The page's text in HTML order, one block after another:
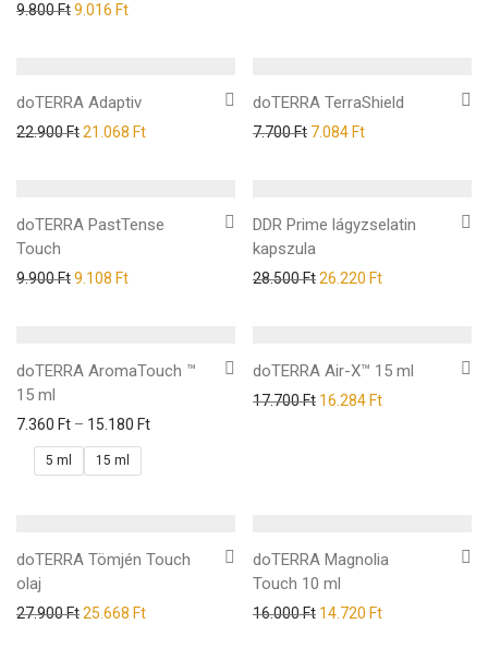
9.800Ft9.016 Ft
doTERRA Adaptiv
22.900Ft21.068 Ft
doTERRA TerraShield
7.700Ft 7.084 Ft
doTERRA PastTense
Touch
9.900Ft9.108 Ft
DDR Prime lágyzselatin
kapszula
28.500Ft26.220 Ft
doTERRA AromaTouch ™
15 ml
7.360 Ft – 15.180 Ft
5 ml 15 ml
doTERRA Air-X™ 15 ml
17.700Ft 16.284 Ft
doTERRA Tömjén Touch
olaj
27.900Ft25.668 Ft
doTERRA Magnolia
Touch 10 ml
16.000Ft 14.720 Ft